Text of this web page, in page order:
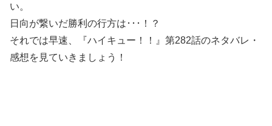
い。
日向が繋いだ勝利の行方は･･･！？
それでは早速、『ハイキュー！！』第282話のネタバレ・
感想を見ていきましょう！